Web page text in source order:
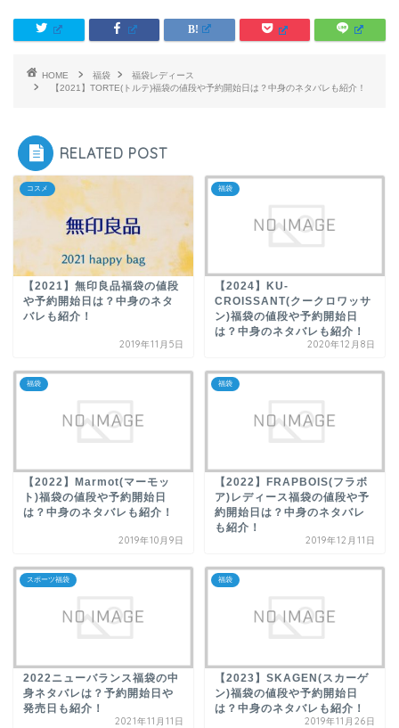
HOME 福袋
福袋レディース
【2021】TORTE(トルテ)福袋の値段や予約開始日は？中身のネタバレも紹介！
RELATED POST
コスメ
【2021】無印良品福袋の値段
や予約開始日は？中身のネタ
バレも紹介！
2019年11月5日
福袋
【2024】KU-
CROISSANT(クークロワッサ
ン)福袋の値段や予約開始日
は？中身のネタバレも紹介！
2020年12月8日
福袋
【2022】Marmot(マーモッ
ト)福袋の値段や予約開始日
は？中身のネタバレも紹介！
2019年10月9日
福袋
【2022】FRAPBOIS(フラボ
ア)レディース福袋の値段や予
約開始日は？中身のネタバレ
も紹介！
2019年12月11日
スポーツ福袋
2022ニューバランス福袋の中
身ネタバレは？予約開始日や
発売日も紹介！
2021年11月11日
福袋
【2023】SKAGEN(スカーゲ
ン)福袋の値段や予約開始日
は？中身のネタバレも紹介！
2019年11月26日